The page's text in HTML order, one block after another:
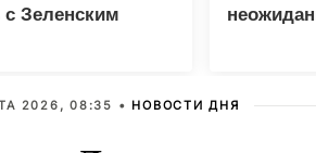
с Зеленским
2026, 08:35 • НОВОСТИ ДНЯ